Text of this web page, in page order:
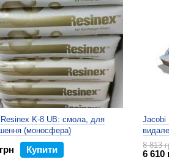
K-8 UB: смола, для
(моносфера)
Купити
Jacobi
8 813
6 610